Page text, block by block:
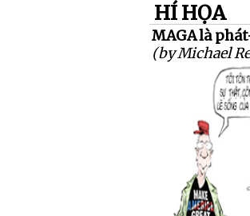
HÍ HỌA
MAGA là
(by Michael